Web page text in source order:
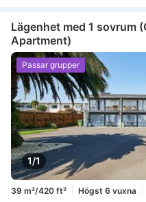
Lägenhet med 1 sovrum
Apartment)
1/1
Passar grupper
39 m²/420 ft² Högst 6 vuxna